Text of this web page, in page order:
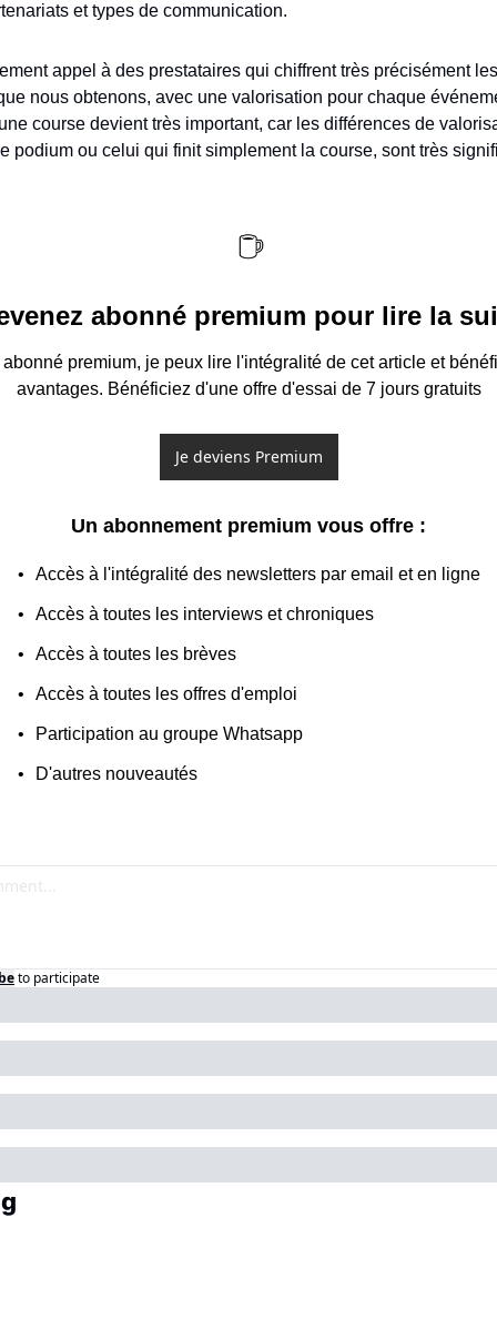
et types de communication.
appel à des prestataires qui chiffrent très précisément
nous obtenons, avec une valorisation pour chaque
course devient très important, car les différences de
podium ou celui qui finit simplement la course, sont très
abonné premium pour lire la
premium, je peux lire l'intégralité de cet article et
avantages. Bénéficiez d'une offre d'essai de 7 jours gratuits
Je deviens Premium
Un abonnement premium vous offre :
Accès à l'intégralité des newsletters par email et en ligne
Accès à toutes les interviews et chroniques
Accès à toutes les brèves
Accès à toutes les offres d'emploi
Participation au groupe Whatsapp
D'autres nouveautés
to participate